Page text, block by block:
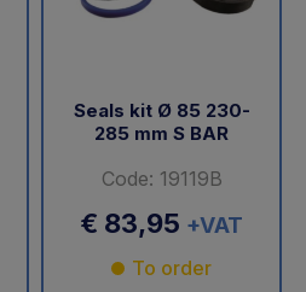
Seals kit Ø 85 230-
285 mm S BAR
Code: 19119B
€ 83,95 +VAT
To order